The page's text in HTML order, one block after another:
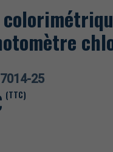
25
(TTC)